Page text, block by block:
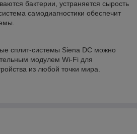
бактерии, устраняется сырость
самодиагностики обеспечит
сплит-системы Siena DC можно
модулем Wi-Fi для
из любой точки мира.